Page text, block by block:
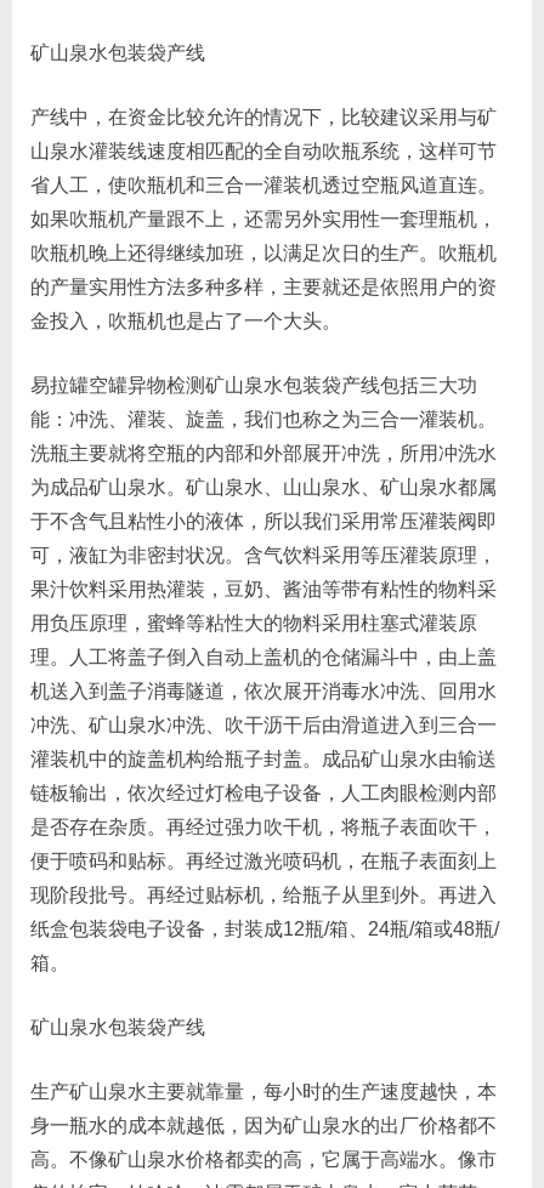
矿山泉水包装袋产线
产线中，在资金比较允许的情况下，比较建议采用与矿
山泉水灌装线速度相匹配的全自动吹瓶系统，这样可节
省人工，使吹瓶机和三合一灌装机透过空瓶风道直连。
如果吹瓶机产量跟不上，还需另外实用性一套理瓶机，
吹瓶机晚上还得继续加班，以满足次日的生产。吹瓶机
的产量实用性方法多种多样，主要就还是依照用户的资
金投入，吹瓶机也是占了一个大头。
易拉罐空罐异物检测矿山泉水包装袋产线包括三大功
能：冲洗、灌装、旋盖，我们也称之为三合一灌装机。
洗瓶主要就将空瓶的内部和外部展开冲洗，所用冲洗水
为成品矿山泉水。矿山泉水、山山泉水、矿山泉水都属
于不含气且粘性小的液体，所以我们采用常压灌装阀即
可，液缸为非密封状况。含气饮料采用等压灌装原理，
果汁饮料采用热灌装，豆奶、酱油等带有粘性的物料采
用负压原理，蜜蜂等粘性大的物料采用柱塞式灌装原
理。人工将盖子倒入自动上盖机的仓储漏斗中，由上盖
机送入到盖子消毒隧道，依次展开消毒水冲洗、回用水
冲洗、矿山泉水冲洗、吹干沥干后由滑道进入到三合一
灌装机中的旋盖机构给瓶子封盖。成品矿山泉水由输送
链板输出，依次经过灯检电子设备，人工肉眼检测内部
是否存在杂质。再经过强力吹干机，将瓶子表面吹干，
便于喷码和贴标。再经过激光喷码机，在瓶子表面刻上
现阶段批号。再经过贴标机，给瓶子从里到外。再进入
纸盒包装袋电子设备，封装成12瓶/箱、24瓶/箱或48瓶/
箱。
矿山泉水包装袋产线
生产矿山泉水主要就靠量，每小时的生产速度越快，本
身一瓶水的成本就越低，因为矿山泉水的出厂价格都不
高。不像矿山泉水价格都卖的高，它属于高端水。像市